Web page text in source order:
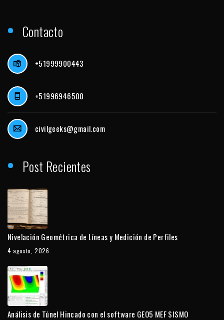
Contacto
+51999900443
+51996946500
civilgeeks@gmail.com
Post Recientes
Nivelación Geométrica de Líneas y Medición de Perfiles
4 agosto, 2026
Análisis de Túnel Hincado con el software GEO5 MEF SISMO